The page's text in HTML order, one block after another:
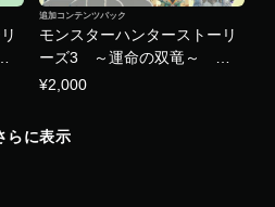
モンスターハンターストーリ
ーズ3 ～運命の双竜～
DLCパック
追加コンテンツパック
¥2,000
らに表示